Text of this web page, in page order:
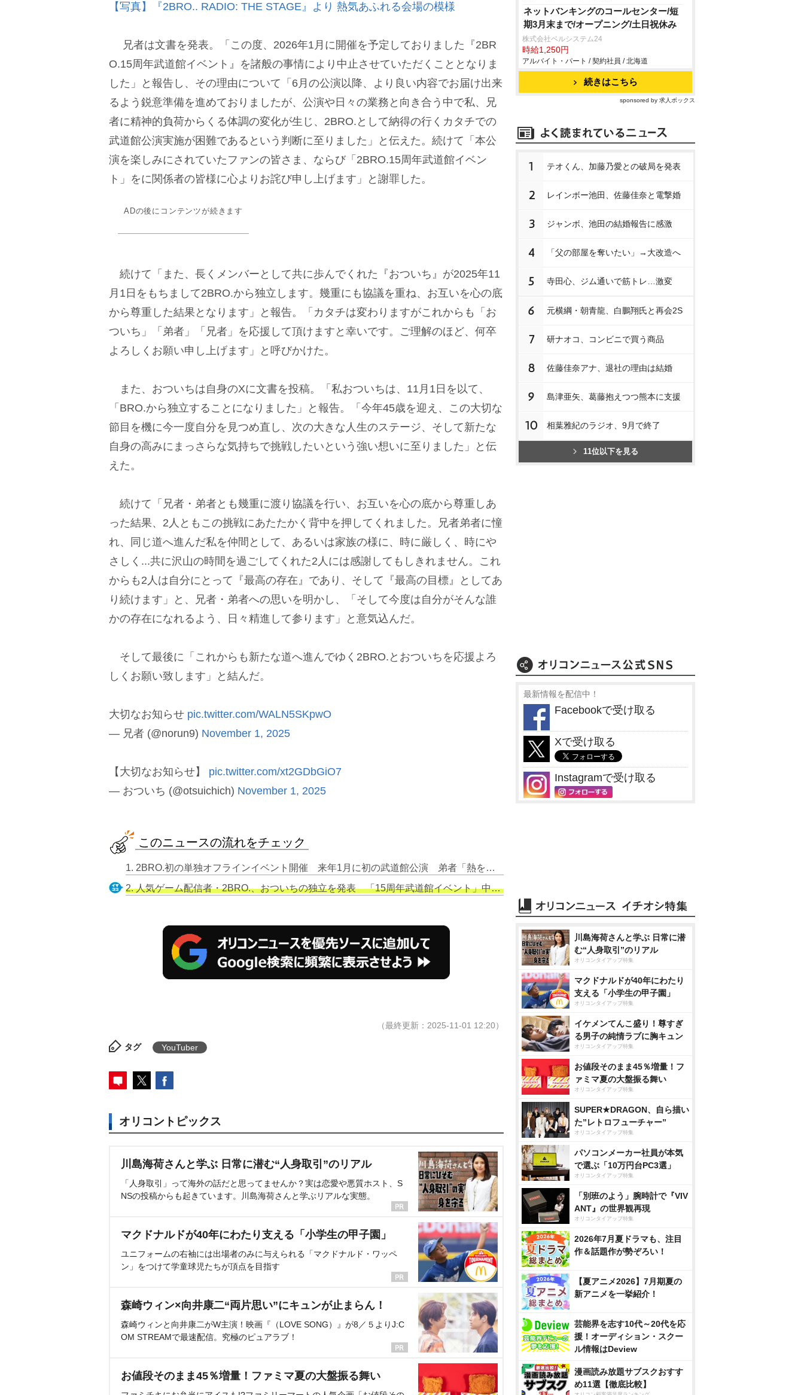
【写真】『2BRO.. RADIO: THE STAGE』より 熱気あふれる会場の模様
兄者は文書を発表。「この度、2026年1月に開催を予定しておりました『2BR
O.15周年武道館イベント』を諸般の事情により中止させていただくこととなりま
した」と報告し、その理由について「6月の公演以降、より良い内容でお届け出来
るよう鋭意準備を進めておりましたが、公演や日々の業務と向き合う中で私、兄
者に精神的負荷からくる体調の変化が生じ、2BRO.として納得の行くカタチでの
武道館公演実施が困難であるという判断に至りました」と伝えた。続けて「本公
演を楽しみにされていたファンの皆さま、ならび「2BRO.15周年武道館イベン
ト」をに関係者の皆様に心よりお詫び申し上げます」と謝罪した。
ADの後にコンテンツが続きます
続けて「また、長くメンバーとして共に歩んでくれた『おついち』が2025年11
月1日をもちまして2BRO.から独立します。幾重にも協議を重ね、お互いを心の底
から尊重した結果となります」と報告。「カタチは変わりますがこれからも「お
ついち」「弟者」「兄者」を応援して頂けますと幸いです。ご理解のほど、何卒
よろしくお願い申し上げます」と呼びかけた。
また、おついちは自身のXに文書を投稿。「私おついちは、11月1日を以て、
「BRO.から独立することになりました」と報告。「今年45歳を迎え、この大切な
節目を機に今一度自分を見つめ直し、次の大きな人生のステージ、そして新たな
自身の高みにまっさらな気持ちで挑戦したいという強い想いに至りました」と伝
えた。
続けて「兄者・弟者とも幾重に渡り協議を行い、お互いを心の底から尊重しあ
った結果、2人ともこの挑戦にあたたかく背中を押してくれました。兄者弟者に憧
れ、同じ道へ進んだ私を仲間として、あるいは家族の様に、時に厳しく、時に
さしく...共に沢山の時間を過ごしてくれた2人には感謝してもしきれません。これ
からも2人は自分にとって『最高の存在』であり、そして『最高の目標』としてあ
り続けます」と、兄者・弟者への思いを明かし、「そして今度は自分がそんな誰
かの存在になれるよう、日々精進して参ります」と意気込んだ。
そして最後に「これからも新たな道へ進んでゆく2BRO.とおついちを応援よろ
しくお願い致します」と結んだ。
大切なお知らせ pic.twitter.com/WALN5SKpwO
— 兄者 (@norun9) November 1, 2025
【大切なお知らせ】 pic.twitter.com/xt2GDbGiO7
— おついち (@otsuichich) November 1, 2025
このニュースの流れをチェック
1. 2BRO.初の単独オフラインイベント開催 来年1月に初の武道館公演 弟者「熱を全部100％以上で返せるように」
2. 人気ゲーム配信者・2BRO.、おついちの独立を発表 「15周年武道館イベント」中止も報告
（最終更新：2025-11-01 12:20）
タグ YouTuber
オリコントピックス
川島海荷さんと学ぶ 日常に潜む“人身取引”のリアル
「人身取引」って海外の話だと思ってませんか？実は恋愛や悪質ホスト、S
NSの投稿からも起きています。川島海荷さんと学ぶリアルな実態。
マクドナルドが40年にわたり支える「小学生の甲子園」
ユニフォームの右袖には出場者のみに与えられる「マクドナルド・ワッペ
ン」をつけて学童球児たちが頂点を目指す
森崎ウィン×向井康二“両片思い”にキュンが止まらん！
森崎ウィンと向井康二がW主演！映画『（LOVE SONG）』が8／５よりJ:C
OM STREAMで最速配信。究極のピュアラブ！
お値段そのまま45％増量！ファミマ夏の大盤振る舞い
ネットバンキングのコールセンター/短
期3月末まで/オープニング/土日祝休み
株式会社ベルシステム24
時給1,250円
アルバイト・パート / 契約社員 / 北海道
続きはこちら
sponsored by 求人ボックス
1 テオくん、加藤乃愛との破局を発表
2 レインボー池田、佐藤佳奈と電撃婚
3 ジャンボ、池田の結婚報告に感激
4 「父の部屋を奪いたい」→大改造へ
5 寺田心、ジム通いで筋トレ…激変
6 元横綱・朝青龍、白鵬翔氏と再会2S
7 研ナオコ、コンビニで買う商品
8 佐藤佳奈アナ、退社の理由は結婚
9 島津亜矢、葛藤抱えつつ熊本に支援
10 相葉雅紀のラジオ、9月で終了
11位以下を見る
最新情報を配信中！
Facebookで受け取る
Xで受け取る
Instagramで受け取る
川島海荷さんと学ぶ 日常に潜
む“人身取引”のリアル
オリコンタイアップ特集
マクドナルドが40年にわたり
支える「小学生の甲子園」
オリコンタイアップ特集
イケメンてんこ盛り！尊すぎ
る男子の純情ラブに胸キュン
オリコンタイアップ特集
お値段そのまま45％増量！フ
ァミマ夏の大盤振る舞い
オリコンタイアップ特集
SUPER★DRAGON、自ら描い
た”レトロフューチャー”
オリコンタイアップ特集
パソコンメーカー社員が本気
で選ぶ「10万円台PC3選」
オリコンタイアップ特集
「別班のよう」腕時計で『VIV
ANT』の世界観再現
オリコンタイアップ特集
2026年7月夏ドラマも、注目
作＆話題作が勢ぞろい！
【夏アニメ2026】7月期夏の
新アニメを一挙紹介！
芸能界を志す10代～20代を応
援！オーディション・スクー
ル情報はDeview
漫画読み放題サブスクおすす
め11選【徹底比較】